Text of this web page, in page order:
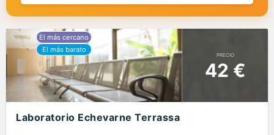
PRECIO
42 €
Laboratorio Echevarne Terrassa